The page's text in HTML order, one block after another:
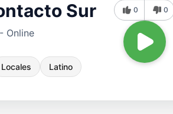
Sur
Online
Locales Latino
0 0